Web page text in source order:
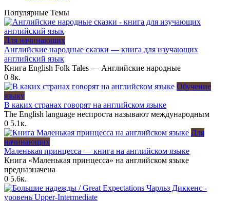
Популярные Темы
Для начинающих
Английские народные сказки — книга для изучающих
английский язык
Книга English Folk Tales — Английские народные
0 8к.
Обучение
языку
В каких странах говорят на английском языке
The English language неспроста называют международным
0 5.1к.
Для
начинающих
Маленькая принцесса — книга на английском языке
Книга «Маленькая принцесса» на английском языке
предназначена
0 5.6к.